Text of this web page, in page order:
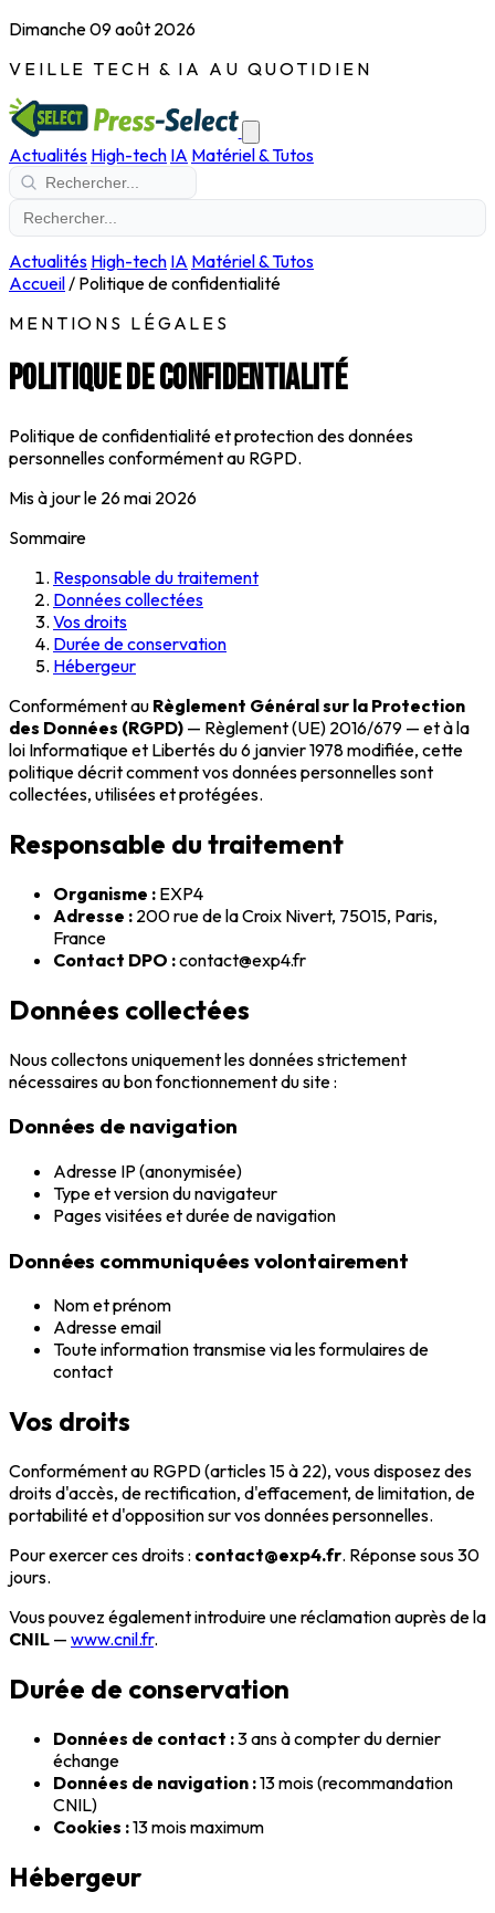
Dimanche 09 août 2026
VEILLE TECH & IA AU QUOTIDIEN
Actualités High-tech IA Matériel & Tutos
Actualités High-tech IA Matériel & Tutos
Accueil/ Politique de confidentialité
MENTIONS LÉGALES
Politique de confidentialité
Politique de confidentialité et protection des données
personnelles conformément au RGPD.
Mis à jour le 26 mai 2026
Sommaire
Responsable du traitement
Données collectées
Vos droits
Durée de conservation
Hébergeur
Conformément au Règlement Général sur la Protection
des Données (RGPD) — Règlement (UE) 2016/679 — et à la
loi Informatique et Libertés du 6 janvier 1978 modifiée, cette
politique décrit comment vos données personnelles sont
collectées, utilisées et protégées.
Responsable du traitement
Organisme : EXP4
Adresse : 200 rue de la Croix Nivert, 75015, Paris,
France
Contact DPO :contact@exp4.fr
Données collectées
Nous collectons uniquement les données strictement
nécessaires au bon fonctionnement du site :
Données de navigation
Adresse IP (anonymisée)
Type et version du navigateur
Pages visitées et durée de navigation
Données communiquées volontairement
Nom et prénom
Adresse email
Toute information transmise via les formulaires de
contact
Vos droits
Conformément au RGPD (articles 15 à 22), vous disposez des
droits d'accès, de rectification, d'effacement, de limitation, de
portabilité et d'opposition sur vos données personnelles.
Pour exercer ces droits : contact@exp4.fr. Réponse sous 30
jours.
Vous pouvez également introduire une réclamation auprès de la
CNIL — www.cnil.fr.
Durée de conservation
Données de contact :3 ans à compter du dernier
échange
Données de navigation :13 mois (recommandation
CNIL)
Cookies :13 mois maximum
Hébergeur